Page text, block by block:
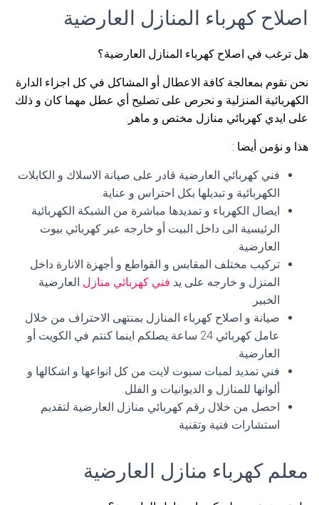
اصلاح كهرباء المنازل العارضية
هل ترغب في اصلاح كهرباء المنازل العارضية؟
نحن نقوم بمعالجة كافة الاعطال أو المشاكل في كل اجزاء الدارة
الكهربائية المنزلية و نحرص على تصليح أي عطل مهما كان و ذلك
على ايدي كهربائي منازل مختص و ماهر.
هذا و نؤمن أيضا :
فني كهربائي العارضية قادر على صيانة الاسلاك و الكابلات
الكهربائية و تبديلها بكل احتراس و عناية.
ايصال الكهرباء و تمديدها مباشرة من الشبكة الكهربائية
الرئيسية الى داخل البيت أو خارجه عبر كهربائي بيوت
العارضية.
تركيب مختلف المقابس و القواطع و أجهزة الانارة داخل
المنزل و خارجه على يد فني كهربائي منازل العارضية
الخبير.
صيانة و اصلاح كهرباء المنازل بمنتهى الاحتراف من خلال
عامل كهربائي 24 ساعة يصلكم اينما كنتم في الكويت أو
العارضية.
فني تمديد لمبات سبوت لايت من كل انواعها و اشكالها و
ألوانها للمنازل و الديوانيات و الفلل.
احصل من خلال رقم كهربائي منازل العارضية لتقديم
استشارات فنية وتقنية
معلم كهرباء منازل العارضية